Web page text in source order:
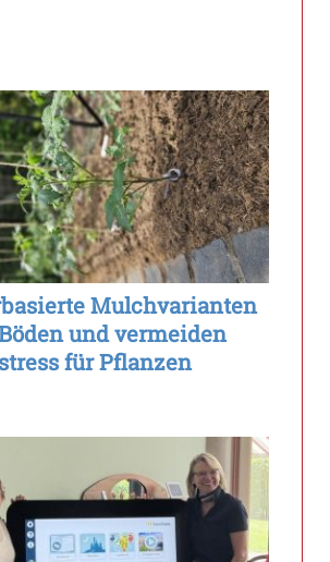
Mulchvarianten
und vermeiden
für Pflanzen